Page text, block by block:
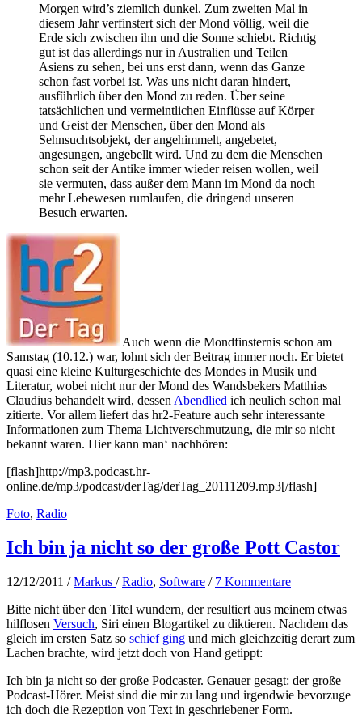
Morgen wird’s ziemlich dunkel. Zum zweiten Mal in
diesem Jahr verfinstert sich der Mond völlig, weil die
Erde sich zwischen ihn und die Sonne schiebt. Richtig
gut ist das allerdings nur in Australien und Teilen
Asiens zu sehen, bei uns erst dann, wenn das Ganze
schon fast vorbei ist. Was uns nicht daran hindert,
ausführlich über den Mond zu reden. Über seine
tatsächlichen und vermeintlichen Einflüsse auf Körper
und Geist der Menschen, über den Mond als
Sehnsuchtsobjekt, der angehimmelt, angebetet,
angesungen, angebellt wird. Und zu dem die Menschen
schon seit der Antike immer wieder reisen wollen, weil
sie vermuten, dass außer dem Mann im Mond da noch
mehr Lebewesen rumlaufen, die dringend unseren
Besuch erwarten.
Auch wenn die Mondfinsternis schon am
Samstag (10.12.) war, lohnt sich der Beitrag immer noch. Er bietet
quasi eine kleine Kulturgeschichte des Mondes in Musik und
Literatur, wobei nicht nur der Mond des Wandsbekers Matthias
Claudius behandelt wird, dessen Abendlied ich neulich schon mal
zitierte. Vor allem liefert das hr2-Feature auch sehr interessante
Informationen zum Thema Lichtverschmutzung, die mir so nicht
bekannt waren. Hier kann man‘ nachhören:
[flash]http://mp3.podcast.hr-
online.de/mp3/podcast/derTag/derTag_20111209.mp3[/flash]
Foto, Radio
Ich bin ja nicht so der große Pott Castor
12/12/2011 /Markus /Radio, Software / 7 Kommentare
Bitte nicht über den Titel wundern, der resultiert aus meinem etwas
hilflosen Versuch, Siri einen Blogartikel zu diktieren. Nachdem das
gleich im ersten Satz so schief ging und mich gleichzeitig derart zum
Lachen brachte, wird jetzt doch von Hand getippt:
Ich bin ja nicht so der große Podcaster. Genauer gesagt: der große
Podcast-Hörer. Meist sind die mir zu lang und irgendwie bevorzuge
ich doch die Rezeption von Text in geschriebener Form.